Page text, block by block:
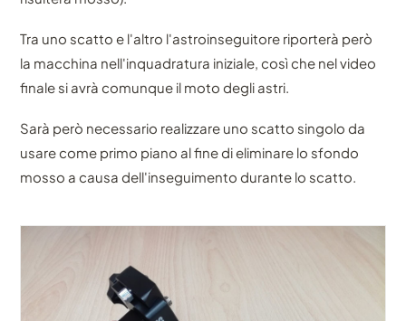
Tra uno scatto e l'altro l'astroinseguitore riporterà però
la macchina nell'inquadratura iniziale, così che nel video
finale si avrà comunque il moto degli astri.
Sarà però necessario realizzare uno scatto singolo da
usare come primo piano al fine di eliminare lo sfondo
mosso a causa dell'inseguimento durante lo scatto.